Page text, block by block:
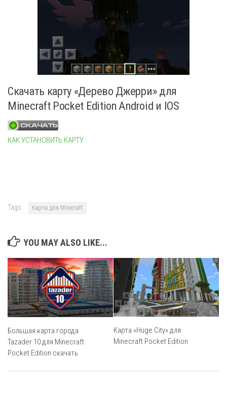
Скачать карту «Дерево Джерри» для
Minecraft Pocket Edition Android и IOS
КАК УСТАНОВИТЬ КАРТУ
Tags: Карты для Minecraft
YOU MAY ALSO LIKE...
Большая карта города
Tazader 10 для Minecraft
Pocket Edition скачать
Карта «Huge City» для
Minecraft Pocket Edition